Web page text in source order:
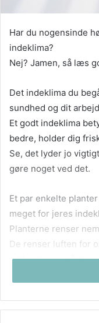
Har du nogensinde
indeklima?
Nej? Jamen, så læs
Det indeklima du
sundhed og dit
Et godt indeklima
bedre, holder dig
Se, det lyder jo
gøre noget ved det.
Et par enkelte
meget for jeres
Planterne renser
De renser luften for
luftkvaliteten på din